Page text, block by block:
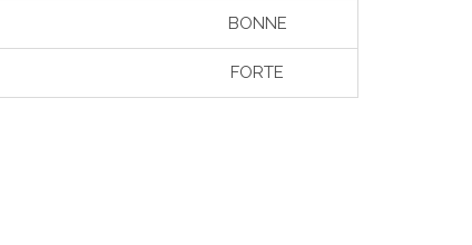
BONNE
FORTE